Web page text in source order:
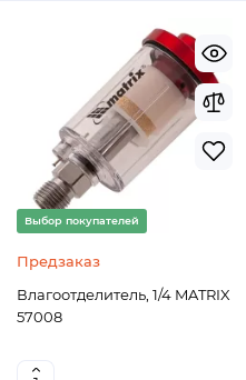
Выбор покупателей
Предзаказ
Влагоотделитель, 1/4 MATRIX
57008